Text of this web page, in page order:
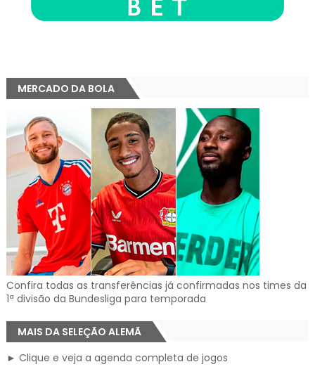
MERCADO DA BOLA
Confira todas as transferências já confirmadas nos times da
1ª divisão da Bundesliga para temporada
MAIS DA SELEÇÃO ALEMÃ
► Clique e veja a agenda completa de jogos